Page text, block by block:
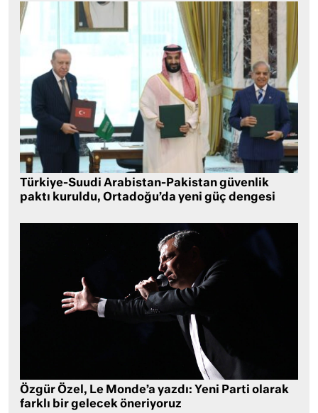
Türkiye-Suudi Arabistan-Pakistan güvenlik
paktı kuruldu, Ortadoğu’da yeni güç dengesi
Özgür Özel, Le Monde’a yazdı: Yeni Parti olarak
farklı bir gelecek öneriyoruz